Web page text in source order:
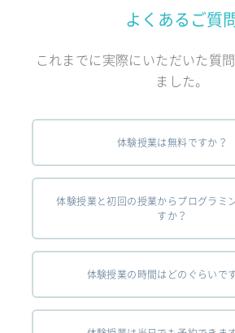
よくあるご質
これまでに実際にいただいた質
ました。
体験授業は無料ですか？
体験授業と初回の授業からプログラミ
すか？
体験授業の時間はどのぐらいで